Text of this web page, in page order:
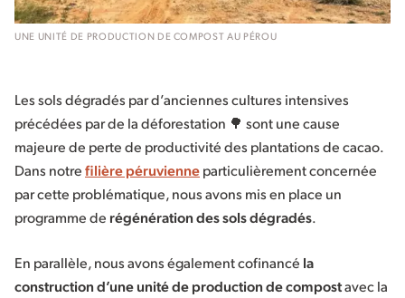
UNE UNITÉ DE PRODUCTION DE COMPOST AU PÉROU
Les sols dégradés par d’anciennes cultures intensives
précédées par de la déforestation 🌳 sont une cause
majeure de perte de productivité des plantations de cacao.
Dans notrefilière péruvienneparticulièrement concernée
par cette problématique, nous avons mis en place un
programme de régénération des sols dégradés.
En parallèle, nous avons également cofinancé la
construction d’une unité de production de compostavec la